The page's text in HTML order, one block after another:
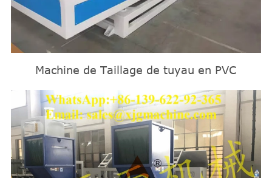
Machine de Taillage de tuyau en PVC